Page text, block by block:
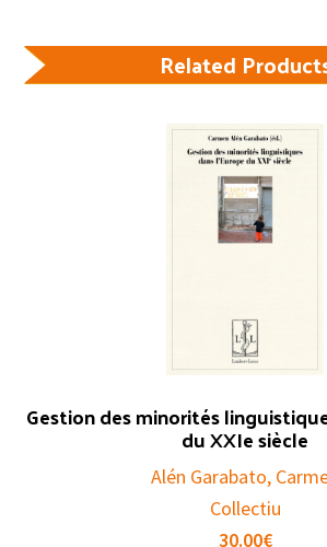
Related
Gestion des minorités
du XXIe siècle
Alén Garabato,
Collectiu
30.00€